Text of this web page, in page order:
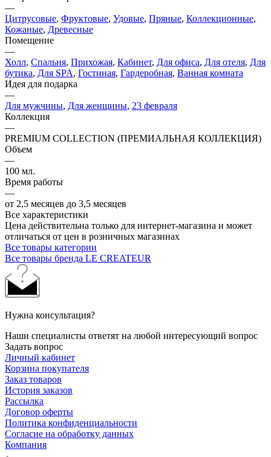
—
Цитрусовые, Фруктовые, Удовые, Пряные, Коллекционные,
Кожаные, Древесные
Помещение
—
Холл, Спальня, Прихожая, Кабинет, Для офиса, Для отеля, Для
бутика, Для SPA, Гостиная, Гардеробная, Ванная комната
Идея для подарка
—
Для мужчины, Для женщины, 23 февраля
Коллекция
—
PREMIUM COLLECTION (ПРЕМИАЛЬНАЯ КОЛЛЕКЦИЯ)
Объем
—
100 мл.
Время работы
—
от 2,5 месяцев до 3,5 месяцев
Все характеристики
Цена действительна только для интернет-магазина и может
отличаться от цен в розничных магазинах
Все товары категории
Все товары бренда LE CREATEUR
Нужна консультация?
Наши специалисты ответят на любой интересующий вопрос
Задать вопрос
Личный кабинет
Корзина покупателя
Заказ товаров
История заказов
Рассылка
Договор оферты
Политика конфиденциальности
Согласие на обработку данных
Компания